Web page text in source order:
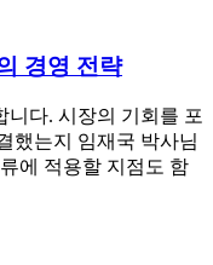
경영 전략
니다. 시장의 기회를 포
했는지 임재국 박사님
에 적용할 지점도 함